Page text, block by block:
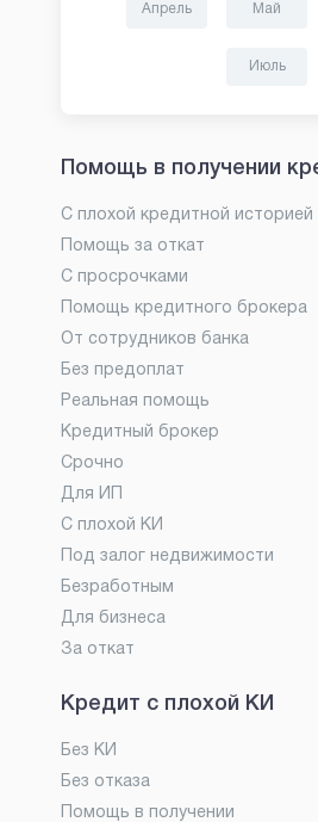
Апрель Май
Июль
Помощь в получении
С плохой кредитной историей
Помощь за откат
С просрочками
Помощь кредитного брокера
От сотрудников банка
Без предоплат
Реальная помощь
Кредитный брокер
Срочно
Для ИП
С плохой КИ
Под залог недвижимости
Безработным
Для бизнеса
За откат
Кредит с плохой КИ
Без КИ
Без отказа
Помощь в получении